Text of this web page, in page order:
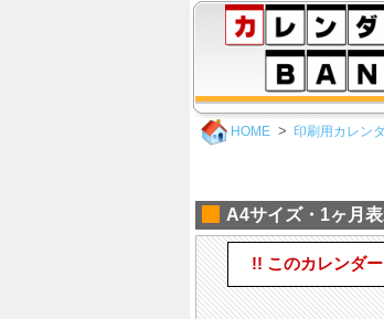
HOME 印刷用カレン
A4サイズ・1ヶ月
!! このカレンダ